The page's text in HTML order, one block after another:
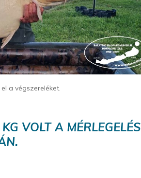
a végszereléket.
VOLT A MÉRLEGELÉS